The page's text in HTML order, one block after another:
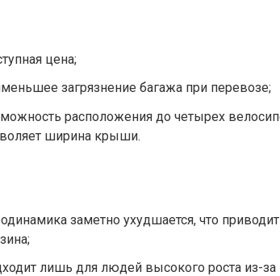
цена;
загрязнение багажа при перевозе;
расположения до четырех
ширина крыши.
заметно ухудшается, что
лишь для людей высокого роста из-за